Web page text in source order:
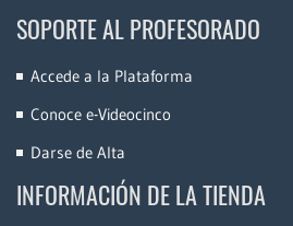
SOPORTE AL PROFESORADO
Accede a la Plataforma
Conoce e-Videocinco
Darse de Alta
INFORMACIÓN DE LA TIENDA